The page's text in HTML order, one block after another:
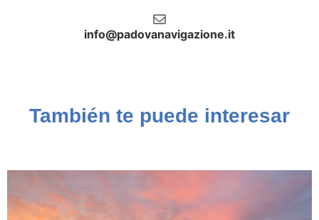
info@padovanavigazione.it
También te puede interesar